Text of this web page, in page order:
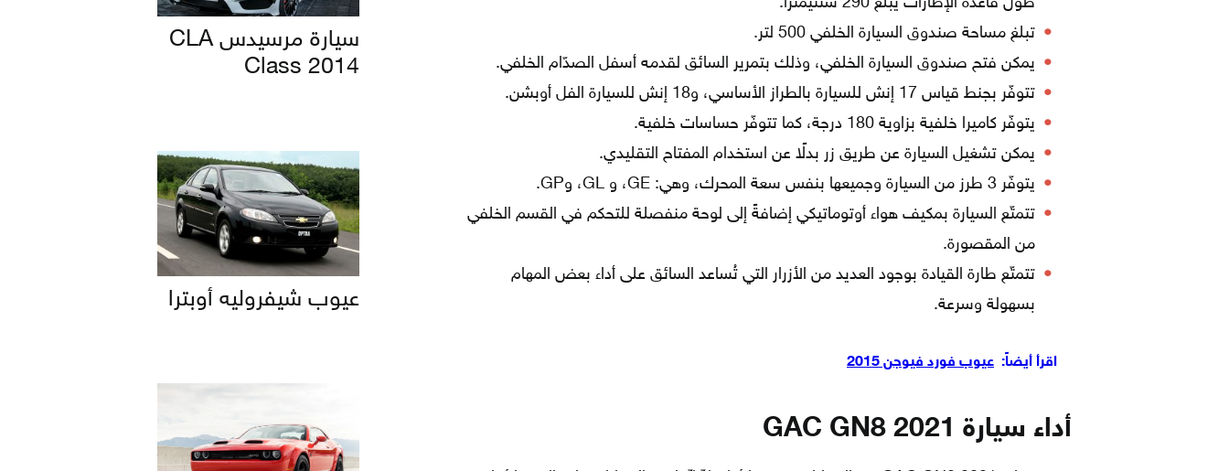
تبلغ مساحة صندوق السيارة الخلفي 500 لتر.
يمكن فتح صندوق السيارة الخلفي، وذلك بتمرير السائق لقدمه أسفل الصدّام الخلفي.
تتوفّر بجنط قياس 17 إنش للسيارة بالطراز الأساسي، و18 إنش للسيارة الفل أوبشن.
يتوفّر كاميرا خلفية بزاوية 180 درجة، كما تتوفّر حساسات خلفية.
يمكن تشغيل السيارة عن طريق زر بدلًا عن استخدام المفتاح التقليدي.
يتوفّر 3 طرز من السيارة وجميعها بنفس سعة المحرك، وهي: GE، و GL، وGP.
تتمتّع السيارة بمكيف هواء أوتوماتيكي إضافةً إلى لوحة منفصلة للتحكم في القسم الخلفي
من المقصورة.
تتمتّع طارة القيادة بوجود العديد من الأزرار التي تُساعد السائق على أداء بعض المهام
بسهولة وسرعة.
اقرأ أيضاً: عيوب فورد فيوجن 2015
أداء سيارة GAC GN8 2021
سيارة مرسيدس CLA
Class 2014
عيوب شيفروليه أوبترا